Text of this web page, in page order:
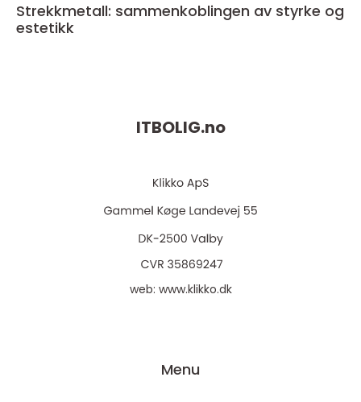
Strekkmetall: sammenkoblingen av styrke og
estetikk
ITBOLIG.no
web: www.klikko.dk
Menu